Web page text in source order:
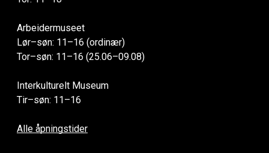
Arbeidermuseet
Lør–søn: 11–16 (ordinær)
Tor–søn: 11–16 (25.06–09.08)
Interkulturelt Museum
Tir–søn: 11–16
Alle åpningstider